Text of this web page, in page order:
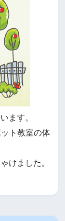
ます。
ト教室の体
けました。